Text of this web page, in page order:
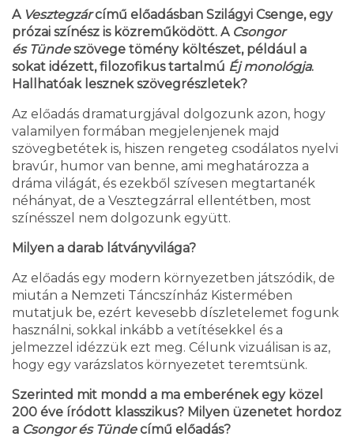
A Vesztegzárcímű előadásban Szilágyi Csenge, egy
prózai színész is közreműködött. A Csongor
és Tündeszövege tömény költészet, például a
sokat idézett, filozofikus tartalmú Éj monológja.
Hallhatóak lesznek szövegrészletek?
Az előadás dramaturgjával dolgozunk azon, hogy
valamilyen formában megjelenjenek majd
szövegbetétek is, hiszen rengeteg csodálatos nyelvi
bravúr, humor van benne, ami meghatározza a
dráma világát, és ezekből szívesen megtartanék
néhányat, de a Vesztegzárral ellentétben, most
színésszel nem dolgozunk együtt.
Milyen a darab látványvilága?
Az előadás egy modern környezetben játszódik, de
miután a Nemzeti Táncszínház Kistermében
mutatjuk be, ezért kevesebb díszletelemet fogunk
használni, sokkal inkább a vetítésekkel és a
jelmezzel idézzük ezt meg. Célunk vizuálisan is az,
hogy egy varázslatos környezetet teremtsünk.
Szerinted mit mondd a ma emberének egy közel
200 éve íródott klasszikus? Milyen üzenetet hordoz
a Csongor és Tündecímű előadás?